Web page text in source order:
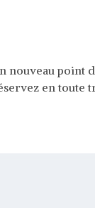
point
en toute